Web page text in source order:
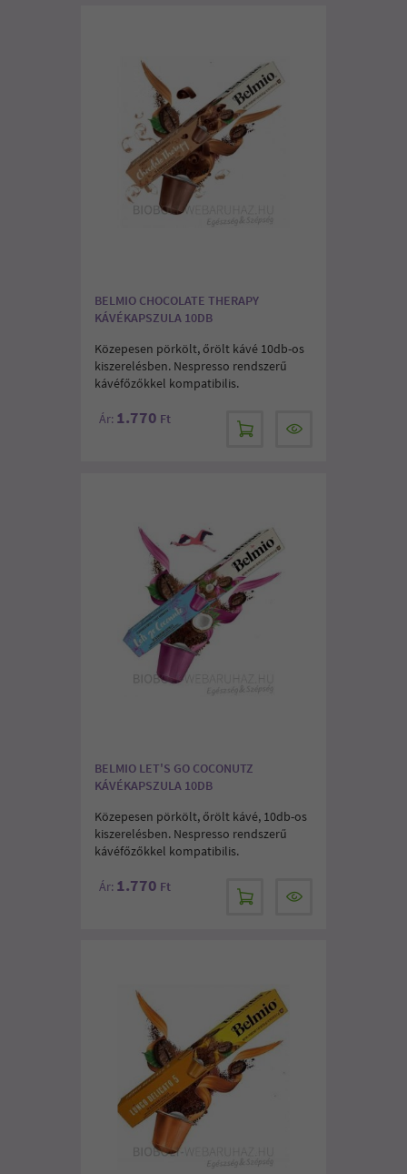
BELMIO CHOCOLATE THERAPY
KÁVÉKAPSZULA 10DB
Közepesen pörkölt, őrölt kávé 10db-os
kiszerelésben. Nespresso rendszerű
kávéfőzőkkel kompatibilis.
Ár: 1.770 Ft
BELMIO LET'S GO COCONUTZ
KÁVÉKAPSZULA 10DB
Közepesen pörkölt, őrölt kávé, 10db-os
kiszerelésben. Nespresso rendszerű
kávéfőzőkkel kompatibilis.
Ár: 1.770 Ft